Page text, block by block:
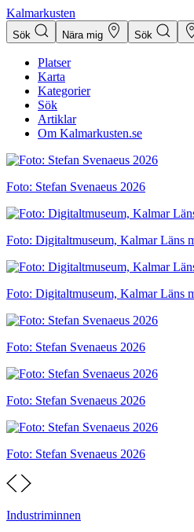
Kalmarkusten
Sök Nära mig Sök
Platser
Karta
Kategorier
Sök
Artiklar
Om Kalmarkusten.se
Foto: Stefan Svenaeus 2026
Foto: Digitaltmuseum, Kalmar Läns
Foto: Digitaltmuseum, Kalmar Läns
Foto: Stefan Svenaeus 2026
Foto: Stefan Svenaeus 2026
Foto: Stefan Svenaeus 2026
Industriminnen